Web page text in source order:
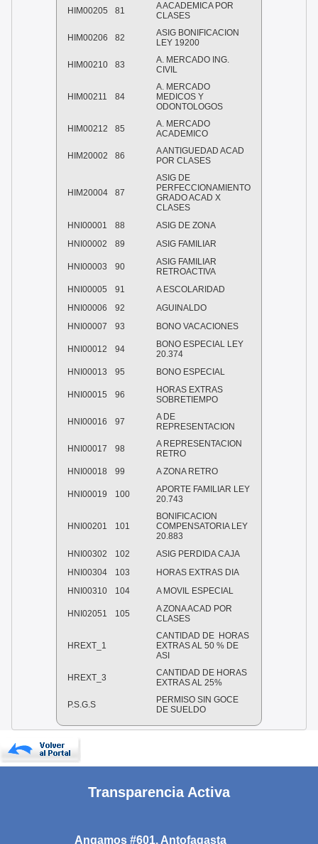
HIM00205 81
A ACADEMICA POR
CLASES
HIM00206 82
ASIG BONIFICACION
LEY 19200
HIM00210 83
A. MERCADO ING.
CIVIL
HIM00211 84
A. MERCADO
MEDICOS Y
ODONTOLOGOS
HIM00212 85
A. MERCADO
ACADEMICO
HIM20002 86
A ANTIGUEDAD ACAD
POR CLASES
HIM20004 87
ASIG DE
PERFECCIONAMIENTO
GRADO ACAD X
CLASES
HNI00001
88
ASIG DE ZONA
HNI00002
89 ASIG FAMILIAR
HNI00003 90
ASIG FAMILIAR
RETROACTIVA
HNI00005
91
A ESCOLARIDAD
HNI00006
92
AGUINALDO
HNI00007
93 BONO VACACIONES
HNI00012 94
BONO ESPECIAL LEY
20.374
HNI00013
95 BONO ESPECIAL
HNI00015 96
HORAS EXTRAS
SOBRETIEMPO
HNI00016 97
A DE
REPRESENTACION
HNI00017 98
A REPRESENTACION
RETRO
HNI00018
99 A ZONA RETRO
HNI00019 100
APORTE FAMILIAR LEY
20.743
HNI00201 101
BONIFICACION
COMPENSATORIA LEY
20.883
HNI00302
102
ASIG PERDIDA CAJA
HNI00304
103
HORAS EXTRAS DIA
HNI00310
104 A MOVIL ESPECIAL
HNI02051 105
A ZONA ACAD POR
CLASES
HREXT_1
CANTIDAD DE HORAS
EXTRAS AL 50 % DE
ASI
HREXT_3
CANTIDAD DE HORAS
EXTRAS AL 25%
P.S.G.S
PERMISO SIN GOCE
DE SUELDO
Transparencia Activa
Angamos #601, Antofagasta